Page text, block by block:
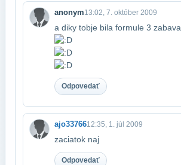
anonym13:02, 7. október 2009
a diky tobje bila formule 3 zabava
Odpovedať
ajo3376612:35, 1. júl 2009
zaciatok naj
Odpovedať